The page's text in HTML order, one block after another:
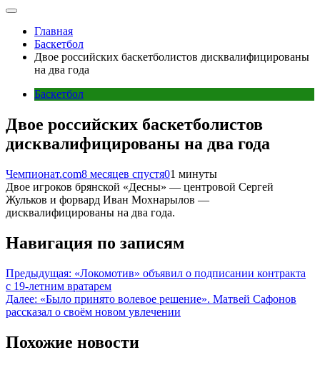
Главная
Баскетбол
Двое российских баскетболистов дисквалифицированы
на два года
Баскетбол
Двое российских баскетболистов
дисквалифицированы на два года
Чемпионат.com8 месяцев спустя01 минуты
Двое игроков брянской «Десны» — центровой Сергей
Жульков и форвард Иван Мохнарылов —
дисквалифицированы на два года.
Навигация по записям
Предыдущая: «Локомотив» объявил о подписании контракта
с 19-летним вратарем
Далее: «Было принято волевое решение». Матвей Сафонов
рассказал о своём новом увлечении
Похожие новости